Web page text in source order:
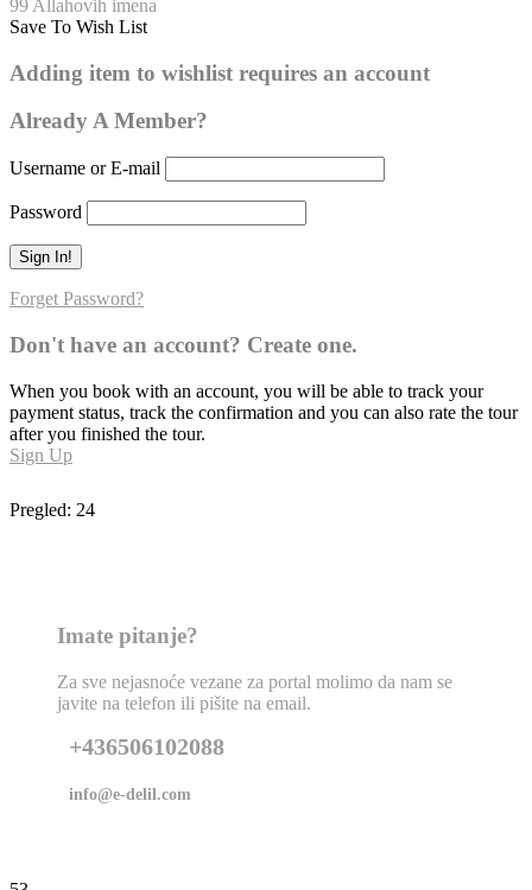
El-Vekil
0
99 Allahovih imena
Save To Wish List
Adding item to wishlist requires an account
Already A Member?
Username or E-mail
Password
Forget Password?
Don't have an account? Create one.
When you book with an account, you will be able to track your
payment status, track the confirmation and you can also rate the tour
after you finished the tour.
Sign Up
Pregled: 24
Imate pitanje?
Za sve nejasnoće vezane za portal molimo da nam se
javite na telefon ili pišite na email.
+436506102088
info@e-delil.com